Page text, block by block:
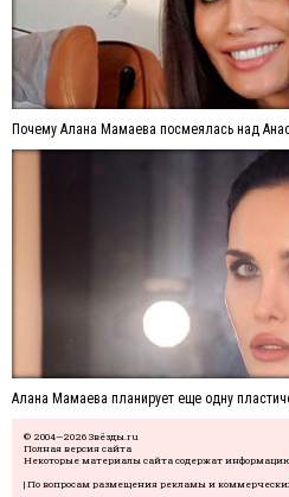
Почему Алана Мамаева посмеялась над
Алана Мамаева планирует еще одну
© 2004—2026 Звёзды.ru
Полная версия сайта
Некоторые материалы сайта содержат
| По вопросам размещения рекламы и